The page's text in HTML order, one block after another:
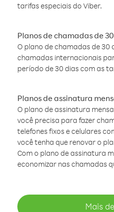
tarifas especiais do Viber.
Planos de chamadas de
O plano de chamadas de 30
chamadas internacionais
período de 30 dias com as
Planos de assinatura
O plano de assinatura
você precisa para fazer
telefones fixos e celulares
você tenha que renovar o
Com o plano de assinatura
economizar nas chamadas
Mais